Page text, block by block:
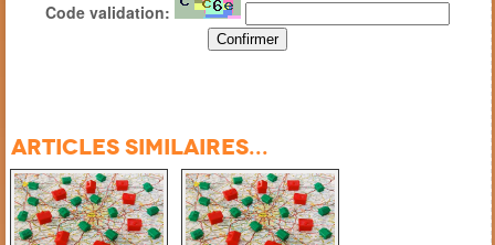
Code validation:
Articles similaires...